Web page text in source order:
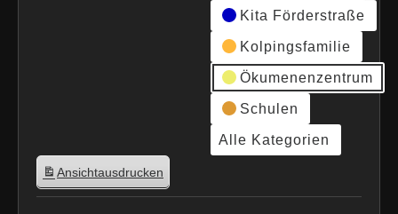
Kita Förderstraße
Kolpingsfamilie
Ökumenenzentrum
Schulen
Alle Kategorien
Ansichtausdrucken